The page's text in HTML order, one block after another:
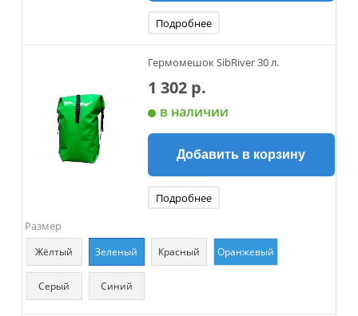
Подробнее
Гермомешок SibRiver 30 л.
1 302 р.
в наличии
Добавить в корзину
Подробнее
Размер
Жёлтый Зеленый Красный Оранжевый
Серый Синий